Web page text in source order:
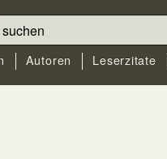
Autoren Leserzitate